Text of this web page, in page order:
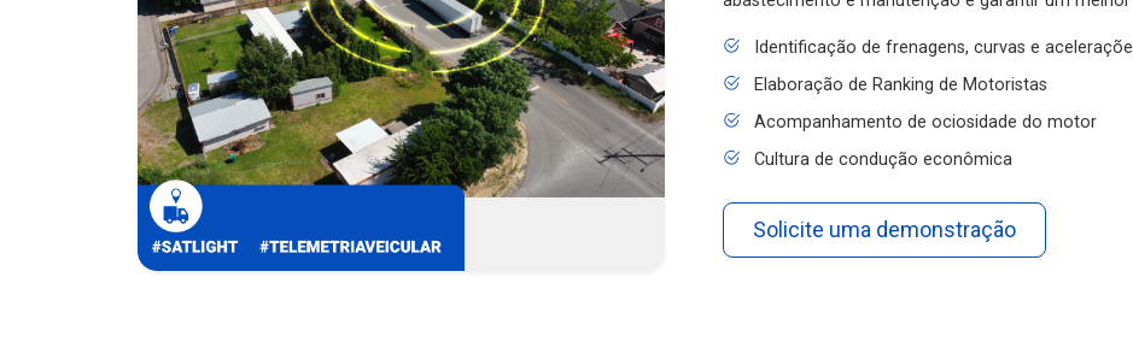
Identificação de frenagens, curvas e acelerações
Elaboração de Ranking de Motoristas
Acompanhamento de ociosidade do motor
Cultura de condução econômica
Solicite uma demonstração